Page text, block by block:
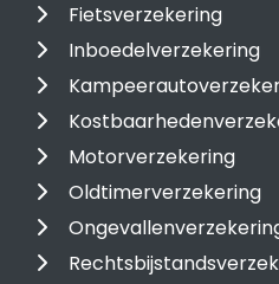
Fietsverzekering
Inboedelverzekering
Motorverzekering
Oldtimerverzekering